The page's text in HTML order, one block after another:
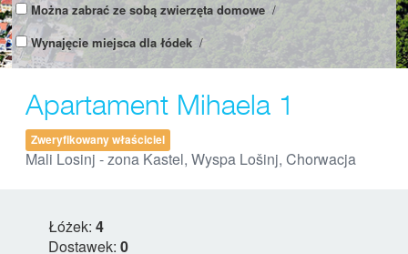
Można zabrać ze sobą zwierzęta domowe /
Wynajęcie miejsca dla łódek /
Apartament Mihaela 1
Zweryfikowany właściciel
Mali Losinj - zona Kastel, Wyspa Lošinj, Chorwacja
Łóżek: 4
Dostawek: 0